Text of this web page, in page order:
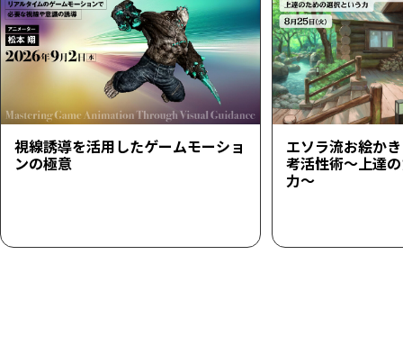
視線誘導を活用したゲームモーショ
ンの極意
エソラ流お絵か
考活性術～上達
力～